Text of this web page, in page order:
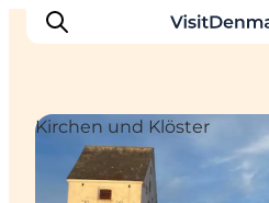
Inspiration
Kirchen und Klöster